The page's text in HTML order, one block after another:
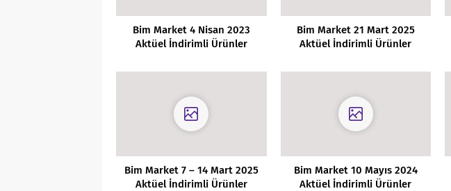
Bim Market 4 Nisan 2023
Aktüel İndirimli Ürünler
Bim Market 21 Mart 2025
Aktüel İndirimli Ürünler
Bim Market 7 – 14 Mart 2025
Aktüel İndirimli Ürünler
Bim Market 10 Mayıs 2024
Aktüel İndirimli Ürünler